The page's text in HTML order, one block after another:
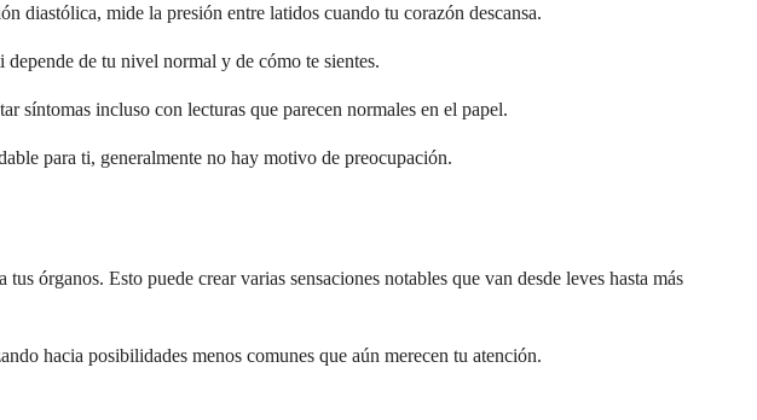
diastólica, mide la presión entre latidos cuando tu corazón descansa.
de tu nivel normal y de cómo te sientes.
síntomas incluso con lecturas que parecen normales en el papel.
para ti, generalmente no hay motivo de preocupación.
órganos. Esto puede crear varias sensaciones notables que van desde leves hasta más
hacia posibilidades menos comunes que aún merecen tu atención.